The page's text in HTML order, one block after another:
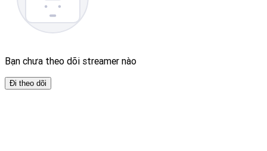
Bạn chưa theo dõi streamer nào
Đi theo dõi